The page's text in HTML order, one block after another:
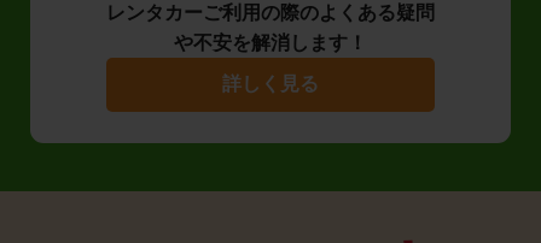
レンタカーご利用の際のよくある疑問
や不安を解消します！
詳しく見る